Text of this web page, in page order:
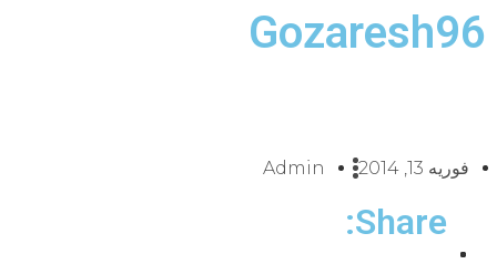
Gozaresh96
فوریه 13, 2014 Admin
Share: